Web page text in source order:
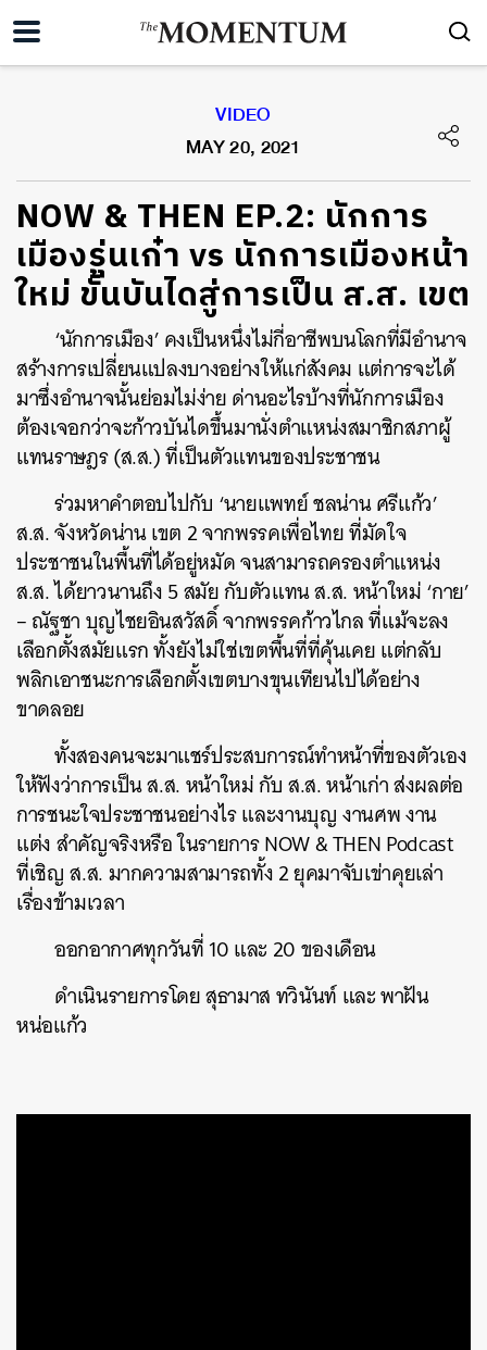
VIDEO
MAY 20, 2021
NOW & THEN EP.2: นักการ
เมืองรุ่นเก๋า vs นักการเมืองหน้า
ใหม่ ขั้นบันไดสู่การเป็น ส.ส. เขต
‘นักการเมือง’ คงเป็นหนึ่งไม่กี่อาชีพบนโลกที่มีอำนาจ
สร้างการเปลี่ยนแปลงบางอย่างให้แก่สังคม แต่การจะได้
มาซึ่งอำนาจนั้นย่อมไม่ง่าย ด่านอะไรบ้างที่นักการเมือง
ต้องเจอกว่าจะก้าวบันไดขึ้นมานั่งตำแหน่งสมาชิกสภาผู้
แทนราษฎร (ส.ส.) ที่เป็นตัวแทนของประชาชน
ร่วมหาคำตอบไปกับ ‘นายแพทย์ ชลน่าน ศรีแก้ว’
ส.ส. จังหวัดน่าน เขต 2 จากพรรคเพื่อไทย ที่มัดใจ
ประชาชนในพื้นที่ได้อยู่หมัด จนสามารถครองตำแหน่ง
ส.ส. ได้ยาวนานถึง 5 สมัย กับตัวแทน ส.ส. หน้าใหม่ ‘กาย’
– ณัฐชา บุญไชยอินสวัสดิ์ จากพรรคก้าวไกล ที่แม้จะลง
เลือกตั้งสมัยแรก ทั้งยังไม่ใช่เขตพื้นที่ที่คุ้นเคย แต่กลับ
พลิกเอาชนะการเลือกตั้งเขตบางขุนเทียนไปได้อย่าง
ขาดลอย
ทั้งสองคนจะมาแชร์ประสบการณ์ทำหน้าที่ของตัวเอง
ให้ฟังว่าการเป็น ส.ส. หน้าใหม่ กับ ส.ส. หน้าเก่า ส่งผลต่อ
การชนะใจประชาชนอย่างไร และงานบุญ งานศพ งาน
แต่ง สำคัญจริงหรือ ในรายการ NOW & THEN Podcast
ที่เชิญ ส.ส. มากความสามารถทั้ง 2 ยุคมาจับเข่าคุยเล่า
เรื่องข้ามเวลา
ออกอากาศทุกวันที่ 10 และ 20 ของเดือน
ดำเนินรายการโดย สุธามาส ทวินันท์ และ พาฝัน
หน่อแก้ว